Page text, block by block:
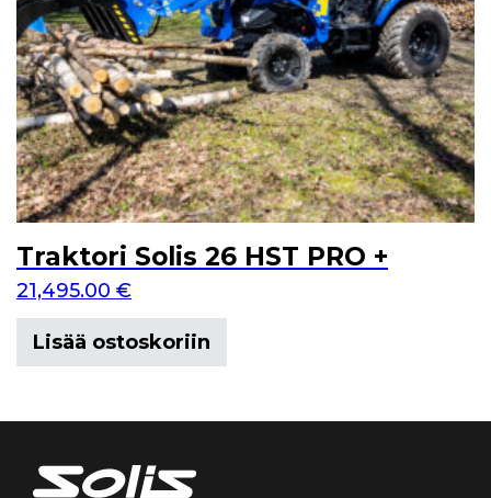
Traktori Solis 26 HST PRO +
21,495.00 €
Lisää ostoskoriin